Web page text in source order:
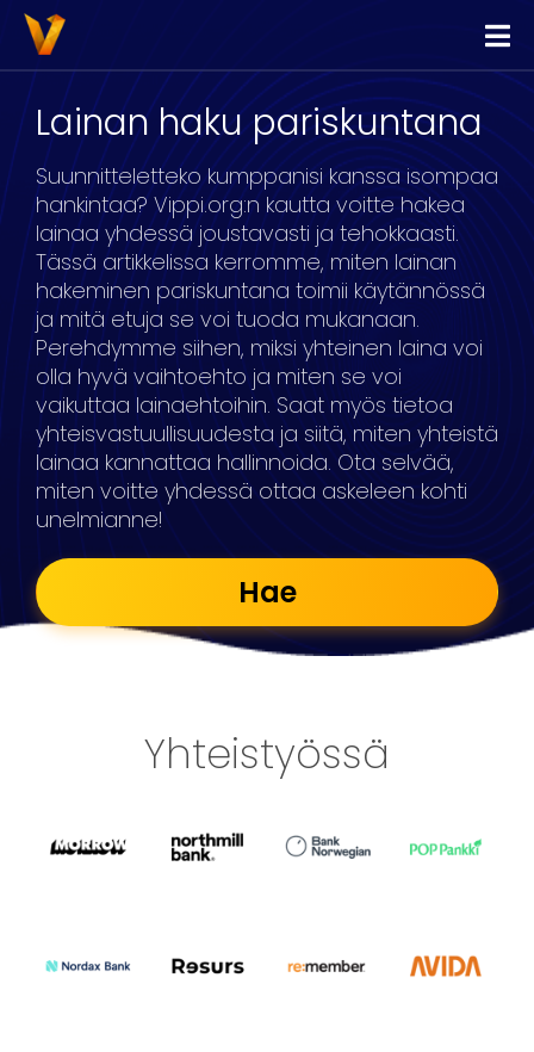
Vippi
Lainaa
Kilpailuta Lainat
Yhdistä Lainat
Yrityslimiitti
Lainan haku pariskuntana
Suunnitteletteko kumppanisi kanssa isompaa
hankintaa? Vippi.org:n kautta voitte hakea
lainaa yhdessä joustavasti ja tehokkaasti.
Tässä artikkelissa kerromme, miten lainan
hakeminen pariskuntana toimii käytännössä
ja mitä etuja se voi tuoda mukanaan.
Perehdymme siihen, miksi yhteinen laina voi
olla hyvä vaihtoehto ja miten se voi
vaikuttaa lainaehtoihin. Saat myös tietoa
yhteisvastuullisuudesta ja siitä, miten yhteistä
lainaa kannattaa hallinnoida. Ota selvää,
miten voitte yhdessä ottaa askeleen kohti
unelmianne!
Hae
Yhteistyössä